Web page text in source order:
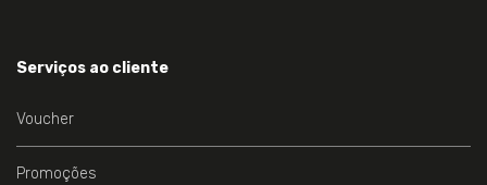
Serviços ao cliente
Voucher
Promoções